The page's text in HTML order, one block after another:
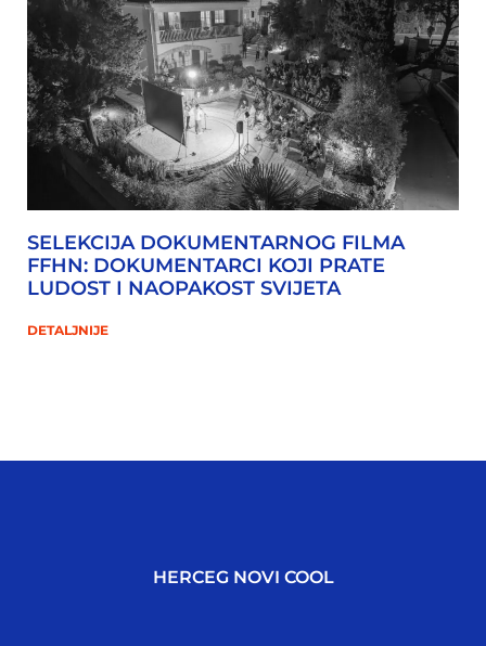
SELEKCIJA DOKUMENTARNOG FILMA
FFHN: DOKUMENTARCI KOJI PRATE
LUDOST I NAOPAKOST SVIJETA
DETALJNIJE
HERCEG NOVI COOL